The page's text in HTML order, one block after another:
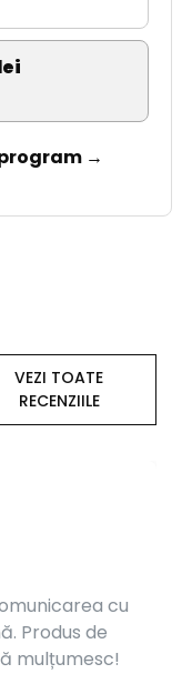
→
VEZI TOATE
RECENZIILE
cu
Produs de
mulțumesc!